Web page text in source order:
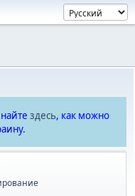
здесь, как можно